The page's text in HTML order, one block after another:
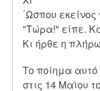
΄Ωσπου
"Τώρα!" είπε.
Κι ήρθε η
Το ποίημα
στις 14 Μαϊου